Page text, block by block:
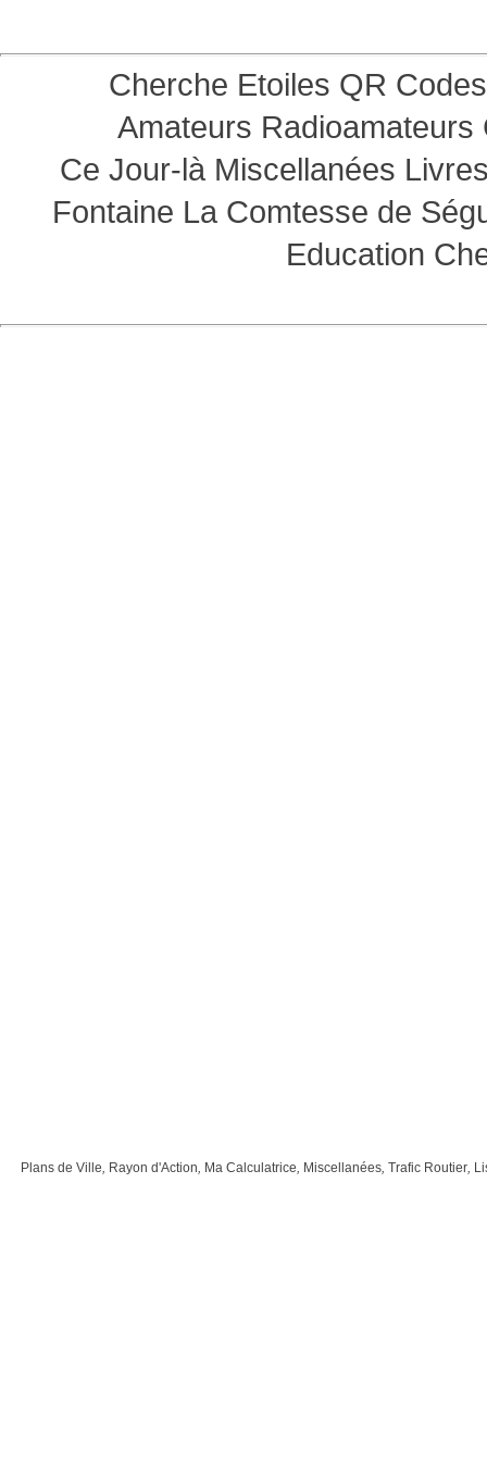
Cherche Etoiles QR Codes
Amateurs Radioamateurs
Ce Jour-là Miscellanées
Fontaine La Comtesse de
Education
Plans de Ville, Rayon d'Action, Ma Calculatrice, Miscellanées, Trafic Routier,